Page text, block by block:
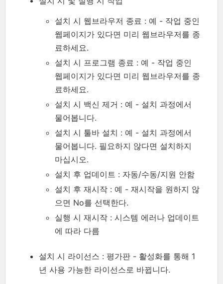
설치 시 웹브라우저 종료 : 예 - 작업 중인
웹페이지가 있다면 미리 웹브라우저를 종
료하세요.
설치 시 프로그램 종료 : 예 - 작업 중인
웹페이지가 있다면 미리 웹브라우저를 종
료하세요.
설치 시 백신 제거 : 예 - 설치 과정에서
물어봅니다.
설치 시 툴바 설치 : 예 - 설치 과정에서
물어봅니다. 필요하지 않다면 설치하지
마십시오.
설치 후 업데이트 : 자동/수동/지원 안함
설치 후 재시작 : 예 - 재시작을 원하지 않
으면 No를 선택한다.
실행 시 재시작 : 시스템 에러나 업데이트
에 따라 다름
설치 시 라이선스 : 평가판 - 활성화를 통해 1
년 사용 가능한 라이선스로 바뀝니다.